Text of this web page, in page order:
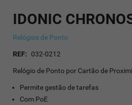
IDONIC
Relógios de Ponto
REF: 032-0212
Relógio de Ponto por Cartão de
Permite gestão de tarefas
Com PoE